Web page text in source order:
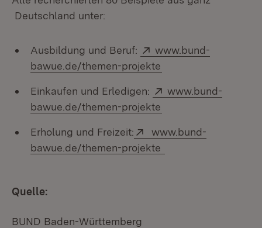
Deutschland unter:
Ausbildung und Beruf: Extern:
www.bund-
bawue.de/themen-projekte
Einkaufen und Erledigen: Extern:
www.bund-
bawue.de/themen-projekte
Erholung und Freizeit: Extern:
www.bund-
bawue.de/themen-projekte
Quelle:
BUND Baden-Württemberg